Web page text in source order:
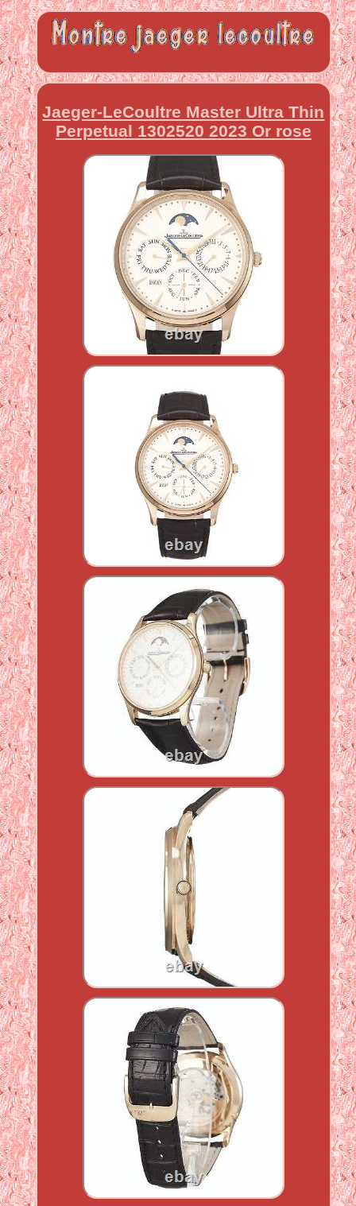
Jaeger-LeCoultre Master Ultra Thin
Perpetual 1302520 2023 Or rose